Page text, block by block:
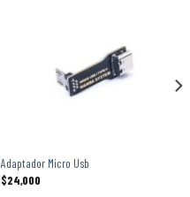
Adaptador Micro Usb
$24,000